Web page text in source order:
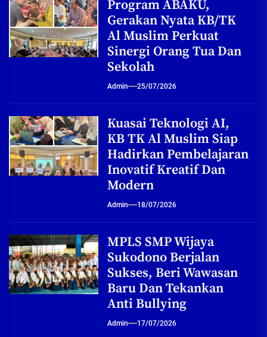
Program ABAKU,
Gerakan Nyata KB/TK
Al Muslim Perkuat
Sinergi Orang Tua Dan
Sekolah
Admin 25/07/2026
Kuasai Teknologi AI,
KB TK Al Muslim Siap
Hadirkan Pembelajaran
Inovatif Kreatif Dan
Modern
Admin 18/07/2026
MPLS SMP Wijaya
Sukodono Berjalan
Sukses, Beri Wawasan
Baru Dan Tekankan
Anti Bullying
Admin 17/07/2026